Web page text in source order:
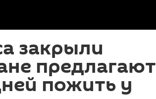
закрыли
предлагают
пожить у